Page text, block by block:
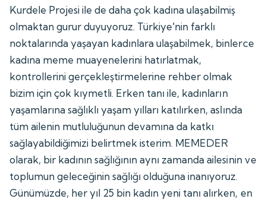
Kurdele Projesi ile de daha çok kadına ulaşabilmiş
olmaktan gurur duyuyoruz. Türkiye'nin farklı
noktalarında yaşayan kadınlara ulaşabilmek, binlerce
kadına meme muayenelerini hatırlatmak,
kontrollerini gerçekleştirmelerine rehber olmak
bizim için çok kıymetli. Erken tanı ile, kadınların
yaşamlarına sağlıklı yaşam yılları katılırken, aslında
tüm ailenin mutluluğunun devamına da katkı
sağlayabildiğimizi belirtmek isterim. MEMEDER
olarak, bir kadının sağlığının aynı zamanda ailesinin ve
toplumun geleceğinin sağlığı olduğuna inanıyoruz.
Günümüzde, her yıl 25 bin kadın yeni tanı alırken, en